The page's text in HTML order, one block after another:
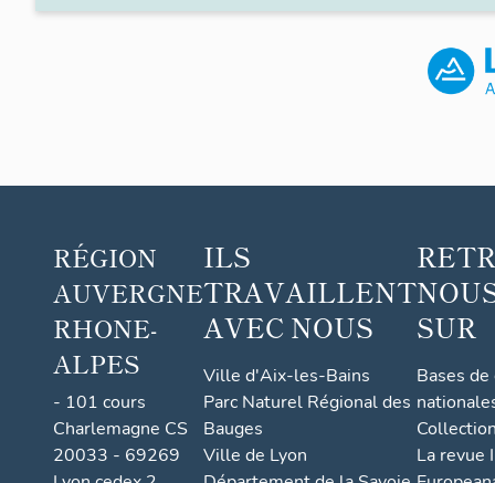
RÉGION
AUVERGNE
RHONE-
ALPES
- 101 cours
Charlemagne CS
20033 - 69269
ILS
TRAVAILLENT
AVEC NOUS
Ville d'Aix-les-Bains
Parc Naturel Régional des
Bauges
Ville de Lyon
SUR
Bases
La revue